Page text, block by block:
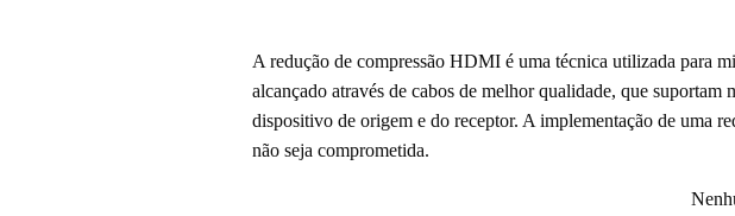
A redução de compressão HDMI é uma técnica utilizada para
alcançado através de cabos de melhor qualidade, que
dispositivo de origem e do receptor. A implementação de uma
não seja comprometida.